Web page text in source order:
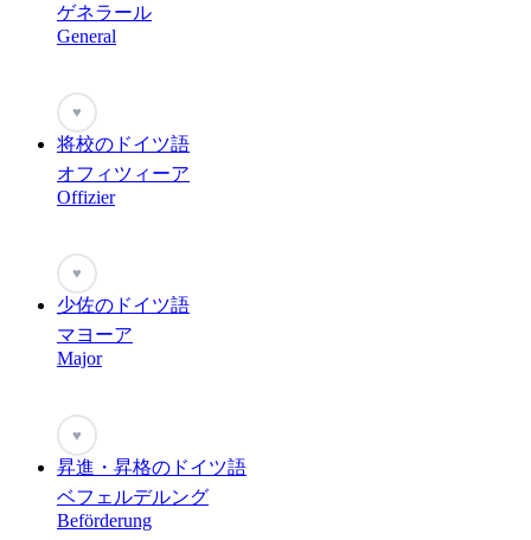
ゲネラール
General
♥
将校のドイツ語
オフィツィーア
Offizier
♥
少佐のドイツ語
マヨーア
Major
♥
昇進・昇格のドイツ語
ベフェルデルング
Beförderung